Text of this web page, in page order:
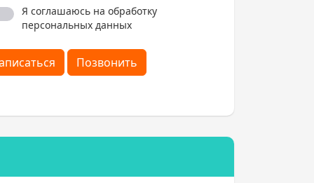
Я соглашаюсь на обработку
персональных данных
Позвонить